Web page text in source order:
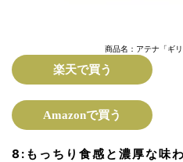
商品名：アテナ「ギ
楽天で買う
Amazonで買う
8: もっちり食感と濃厚な味